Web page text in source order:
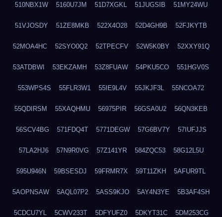
510NBX1W 5160U7JM 51D7XGKL 51JUGSIB 51MY24WU
51VJOSDY 51ZE8MKB 522X4O28 52D4GH9B 52FJKYTB
52MOA4HC 52SYO0Q2 52TPECFV 52W5K0BY 52XXY91Q
53ATDBWI 53EKZAMH 53Z8FUAW 54PKU5CO 551HGV0S
553WPS4S 55FLR3W1 55IE9L4V 55JKJF3L 55NCOA72
55QDIRSM 55XAQHMU 56975PIR 56GSA0U2 56QN3KEB
56SCV4BG 571FDQ4T 5771DEGW 57G6BV7Y 57IUFJJS
57LA2HJ6 57N9R0VG 57Z141YR 584ZQC53 58G12L5U
595U946N 59BSESDJ 59FRMR7X 59T11ZKH 5AFUR9TL
5AOPNSAW 5AQL07P2 5ASS9KJO 5AY4N3YE 5B3AF4SH
5CDCU7YL 5CWV233T 5DFYUFZ0 5DKYT31C 5DM253CG